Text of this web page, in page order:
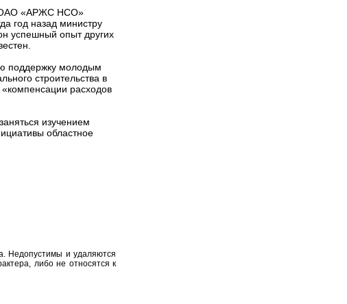
ОАО «АРЖС НСО»
год назад министру
успешный опыт других
поддержку молодым
строительства в
расходов
изучением
областное
Недопустимы и удаляются
либо не относятся к